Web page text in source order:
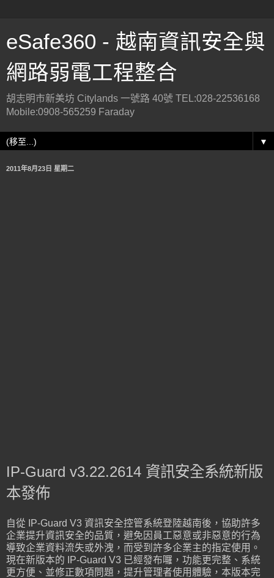
eSafe360 - 越南資訊安全與
網路弱電工程整合
胡志明市新美坊 Citylands 一號路 40號 TEL:028-22536168
Mobile:0908-565259 Faraday
▼
2011年8月23日 星期二
IP-Guard v3.22.2614 資訊安全系統新版
本發佈
自從 IP-Guard V3 資訊安全控管系統登陸越南後，協助許多
企業提升資訊安全的品質，避免因員工惡意或非惡意的行為
導致企業資料流失或外洩，而受到許多企業主的指定使用。
現在新版本的 IP-Guard V3 已經發布囉，功能更完整、系統
更方便、並修正數項問題，提升管理者使用體驗，本版本完